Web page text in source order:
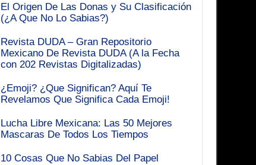
El Origen De Las Donas y Su Clasificación
(¿A Que No Lo Sabias?)
Revista DUDA – Gran Repositorio
Mexicano De Revista DUDA (A la Fecha
con 202 Revistas Digitalizadas)
¿Emoji? ¿Que Significan? Aquí Te
Revelamos Que Significa Cada Emoji!
Lucha Libre Mexicana: Las 50 Mejores
Mascaras De Todos Los Tiempos
10 Cosas Que No Sabias Del Papel